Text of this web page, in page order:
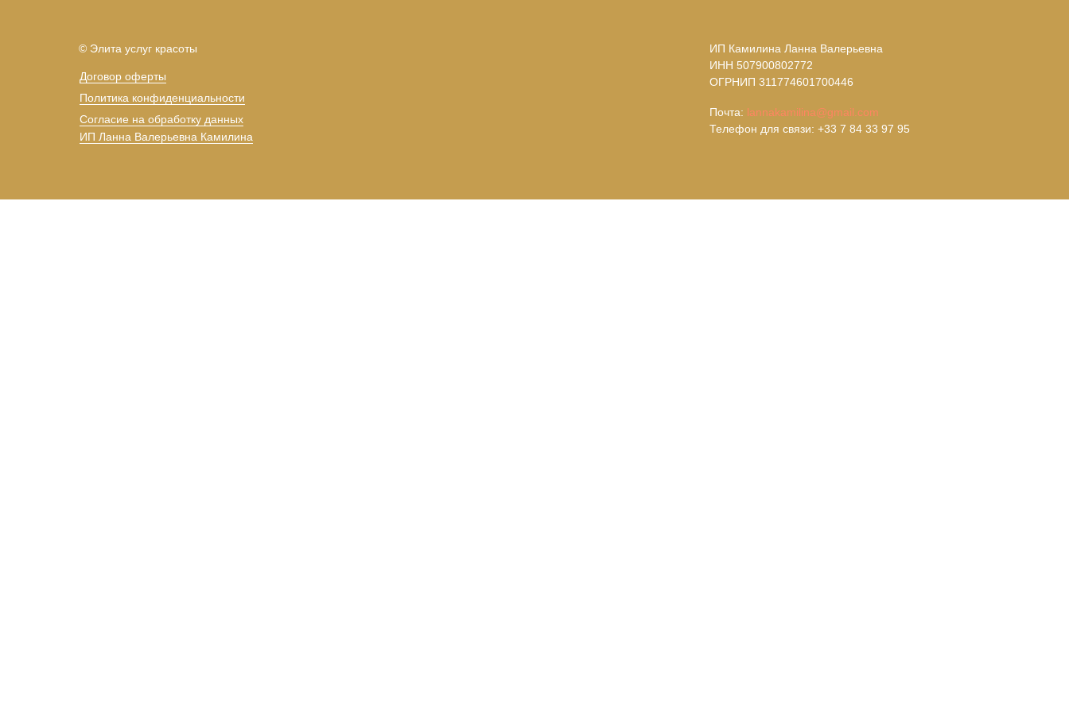
© Элита услуг красоты
ИП Камилина Ланна Валерьевна
ИНН 507900802772
ОГРНИП 311774601700446
Почта: lannakamilina@gmail.com
‌Телефон для связи: +33 7 84 33 97 95
Договор оферты
Политика конфиденциальности
Согласие на обработку данных
ИП Ланна Валерьевна Камилина